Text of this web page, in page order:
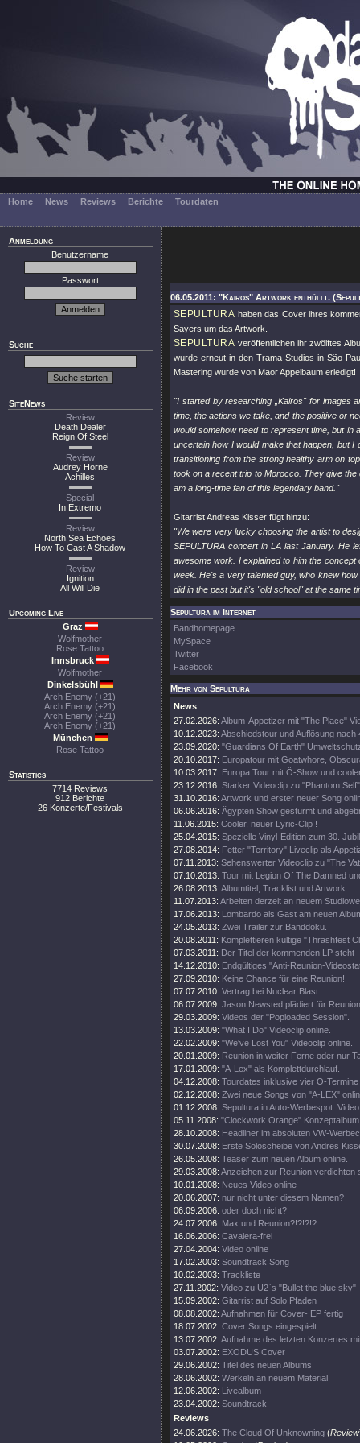
Home News Reviews Berichte Tourdaten
Anmeldung
Benutzername
Passwort
Suche
SiteNews
Review
Death Dealer
Reign Of Steel
Review
Audrey Horne
Achilles
Special
In Extremo
Review
North Sea Echoes
How To Cast A Shadow
Review
Ignition
All Will Die
Upcoming Live
Graz
Wolfmother
Rose Tattoo
Innsbruck
Wolfmother
Dinkelsbühl
Arch Enemy (+21)
Arch Enemy (+21)
Arch Enemy (+21)
Arch Enemy (+21)
München
Rose Tattoo
Statistics
7714 Reviews
912 Berichte
26 Konzerte/Festivals
06.05.2011: "Kairos" Artwork enthüllt.
SEPULTURA haben das Cover ihres
Sayers um das Artwork.
SEPULTURA veröffentlichen ihr zwölftes
wurde erneut in den Trama Studios in São
Mastering wurde von Maor Appelbaum erledigt!
"I started by researching „Kairos" for images
time, the actions we take, and the positive or
would somehow need to represent time, but in
uncertain how I would make that happen, but
transitioning from the strong healthy arm on
took on a recent trip to Morocco. They give
am a long-time fan of this legendary band."
Gitarrist Andreas Kisser fügt hinzu:
"We were very lucky choosing the artist to
SEPULTURA concert in LA last January. He
awesome work. I explained to him the
week. He's a very talented guy, who knew
did in the past but it's "old school" at the same
Sepultura im Internet
Bandhomepage
MySpace
Twitter
Facebook
Mehr von Sepultura
News
27.02.2026: Album-Appetizer mit "The Place"
10.12.2023: Abschiedstour und Auflösung nach
23.09.2020: "Guardians Of Earth"
20.10.2017: Europatour mit Goatwhore,
10.03.2017: Europa Tour mit Ö-Show und
23.12.2016: Starker Videoclip zu "Phantom
31.10.2016: Artwork und erster neuer Song
06.06.2016: Ägypten Show gestürmt und
11.06.2015: Cooler, neuer Lyric-Clip !
25.04.2015: Spezielle Vinyl-Edition zum 30.
27.08.2014: Fetter "Territory" Liveclip als
07.11.2013: Sehenswerter Videoclip zu "The
07.10.2013: Tour mit Legion Of The Damned
26.08.2013: Albumtitel, Tracklist und Artwork.
11.07.2013: Arbeiten derzeit an neuem
17.06.2013: Lombardo als Gast am neuen
24.05.2013: Zwei Trailer zur Banddoku.
20.08.2011: Komplettieren kultige "Thrashfest
07.03.2011: Der Titel der kommenden LP steht
14.12.2010: Endgültiges "Anti-Reunion-
27.09.2010: Keine Chance für eine Reunion!
07.07.2010: Vertrag bei Nuclear Blast
06.07.2009: Jason Newsted plädiert für
29.03.2009: Videos der "Poploaded Session".
13.03.2009: "What I Do" Videoclip online.
22.02.2009: "We've Lost You" Videoclip online.
20.01.2009: Reunion in weiter Ferne oder nur
17.01.2009: "A-Lex" als Komplettdurchlauf.
04.12.2008: Tourdates inklusive vier Ö-Termine
02.12.2008: Zwei neue Songs von "A-LEX"
01.12.2008: Sepultura in Auto-Werbespot.
05.11.2008: "Clockwork Orange"
28.10.2008: Headliner im absoluten VW-
30.07.2008: Erste Soloscheibe von Andres
26.05.2008: Teaser zum neuen Album online.
29.03.2008: Anzeichen zur Reunion verdichten
10.01.2008: Neues Video online
20.06.2007: nur nicht unter diesem Namen?
06.09.2006: oder doch nicht?
24.07.2006: Max und Reunion?!?!?!?
16.06.2006: Cavalera-frei
27.04.2004: Video online
17.02.2003: Soundtrack Song
10.02.2003: Trackliste
27.11.2002: Video zu U2`s "Bullet the blue sky"
15.09.2002: Gitarrist auf Solo Pfaden
08.08.2002: Aufnahmen für Cover- EP fertig
18.07.2002: Cover Songs eingespielt
13.07.2002: Aufnahme des letzten Konzertes
03.07.2002: EXODUS Cover
29.06.2002: Titel des neuen Albums
28.06.2002: Werkeln an neuem Material
12.06.2002: Livealbum
23.04.2002: Soundtrack
Reviews
24.06.2026: The Cloud Of Unknowning (Review